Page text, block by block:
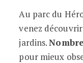
Au parc du
venez
jardins.
pour mieux